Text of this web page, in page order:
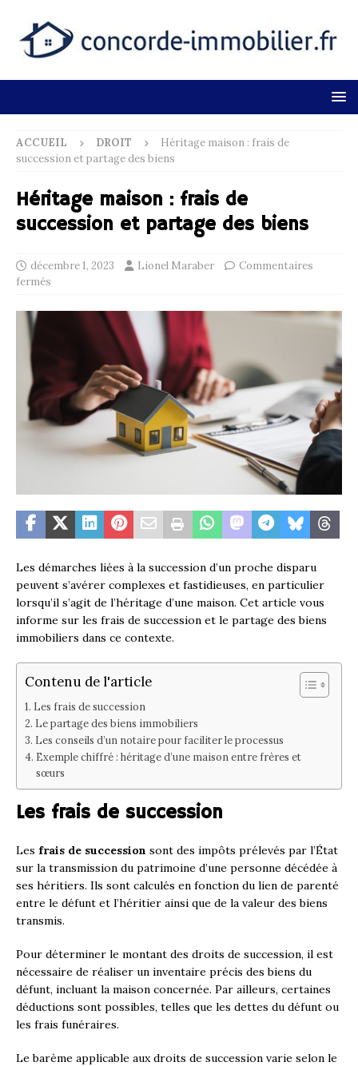
ACCUEIL DROIT
Héritage maison : frais de
succession et partage des biens
Héritage maison : frais de
succession et partage des biens
décembre 1, 2023 Lionel Maraber
Commentaires
fermés
Les démarches liées à la succession d’un proche disparu
peuvent s’avérer complexes et fastidieuses, en particulier
lorsqu’il s’agit de l’héritage d’une maison. Cet article vous
informe sur les frais de succession et le partage des biens
immobiliers dans ce contexte.
Contenu de l'article
Les frais de succession
Le partage des biens immobiliers
Les conseils d’un notaire pour faciliter le processus
Exemple chiffré : héritage d’une maison entre frères et
sœurs
Les frais de succession
Les frais de succession sont des impôts prélevés par l’État
sur la transmission du patrimoine d’une personne décédée à
ses héritiers. Ils sont calculés en fonction du lien de parenté
entre le défunt et l’héritier ainsi que de la valeur des biens
transmis.
Pour déterminer le montant des droits de succession, il est
nécessaire de réaliser un inventaire précis des biens du
défunt, incluant la maison concernée. Par ailleurs, certaines
déductions sont possibles, telles que les dettes du défunt ou
les frais funéraires.
Le barème applicable aux droits de succession varie selon le